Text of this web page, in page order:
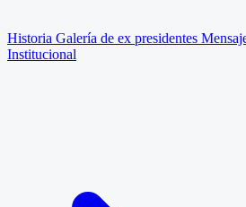
Historia Galería de ex presidentes
Institucional